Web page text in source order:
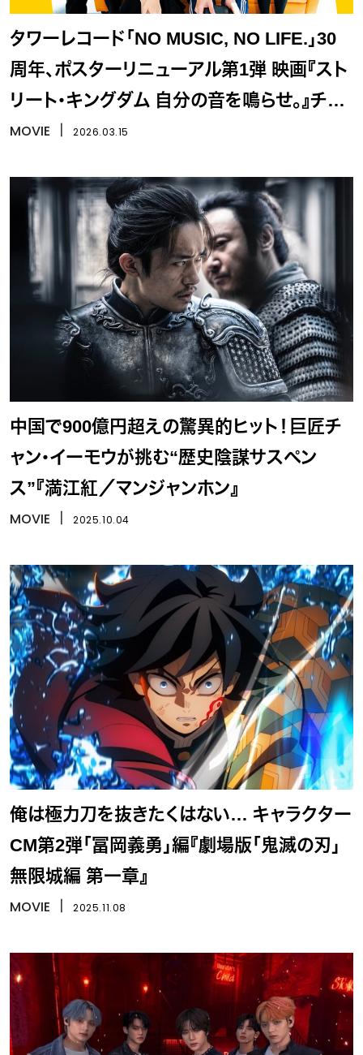
タワーレコード「NO MUSIC, NO LIFE.」30
周年、ポスターリニューアル第1弾 映画『スト
リート・キングダム 自分の音を鳴らせ。』チー
ムが抜擢
MOVIE 2026.03.15
中国で900億円超えの驚異的ヒット！巨匠チ
ャン・イーモウが挑む“歴史陰謀サスペン
ス”『満江紅／マンジャンホン』
MOVIE 2025.10.04
俺は極力刀を抜きたくはない… キャラクター
CM第2弾「冨岡義勇」編『劇場版「鬼滅の刃」
無限城編 第一章』
MOVIE 2025.11.08